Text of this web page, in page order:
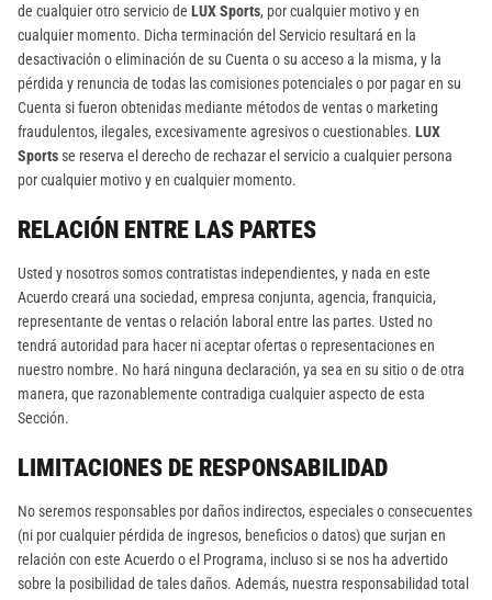
de cualquier otro servicio de LUX Sports, por cualquier motivo y en
cualquier momento. Dicha terminación del Servicio resultará en la
desactivación o eliminación de su Cuenta o su acceso a la misma, y la
pérdida y renuncia de todas las comisiones potenciales o por pagar en su
Cuenta si fueron obtenidas mediante métodos de ventas o marketing
fraudulentos, ilegales, excesivamente agresivos o cuestionables. LUX
Sportsse reserva el derecho de rechazar el servicio a cualquier persona
por cualquier motivo y en cualquier momento.
RELACIÓN ENTRE LAS PARTES
Usted y nosotros somos contratistas independientes, y nada en este
Acuerdo creará una sociedad, empresa conjunta, agencia, franquicia,
representante de ventas o relación laboral entre las partes. Usted no
tendrá autoridad para hacer ni aceptar ofertas o representaciones en
nuestro nombre. No hará ninguna declaración, ya sea en su sitio o de otra
manera, que razonablemente contradiga cualquier aspecto de esta
Sección.
LIMITACIONES DE RESPONSABILIDAD
No seremos responsables por daños indirectos, especiales o consecuentes
(ni por cualquier pérdida de ingresos, beneficios o datos) que surjan en
relación con este Acuerdo o el Programa, incluso si se nos ha advertido
sobre la posibilidad de tales daños. Además, nuestra responsabilidad total